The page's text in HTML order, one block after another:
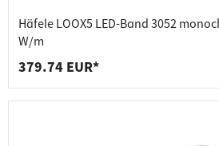
Häfele LOOX5 LED-Band 3052
W/m
379.74 EUR*